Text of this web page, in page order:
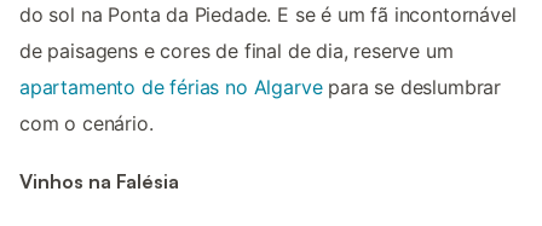
do sol na Ponta da Piedade. E se é um fã incontornável
de paisagens e cores de final de dia, reserve um
apartamento de férias no Algarvepara se deslumbrar
com o cenário.
Vinhos na Falésia